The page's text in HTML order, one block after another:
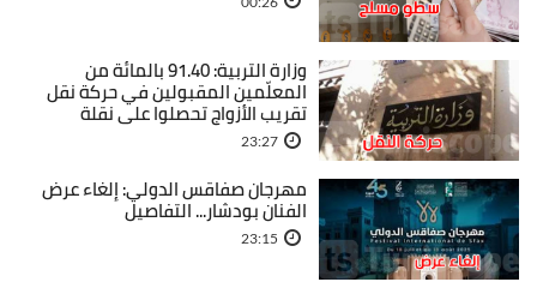
وزارة التربية: 91.40 بالمائة من
المعلّمين المقبولين في حركة نقل
تقريب الأزواج تحصلوا على نقلة
23:27
مهرجان صفاقس الدولي: إلغاء عرض
الفنان بودشار... التفاصيل
23:15